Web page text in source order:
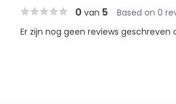
0 van 5 Based on 0
Er zijn nog geen reviews geschreven